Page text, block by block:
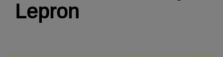
Lepron